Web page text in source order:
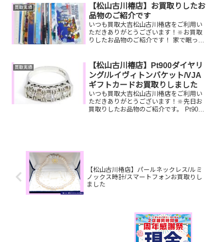
ております♪
買取実績
【松山古川椿店】お買取りしたお
品物のご紹介です
いつも買取大吉松山古川椿店をご利用い
ただきありがとうございます！🔆お買取
りしたお品物のご紹介です！ 家で眠って
させてください！🤗そして！！8/30(土)～
9/30(火)...
買取実績
【松山古川椿店】Pt900ダイヤリ
ング/ルイヴィトンバケット/VJA
ギフトカードお買取りしました
いつも買取大吉松山古川椿店をご利用い
ただきありがとうございます！🔆先日お
買取りしたお品物のご紹介です。 Pt900
【松山古川椿店】パールネックレス/ルミ
ノックス時計/スマートフォンお買取りし
ました